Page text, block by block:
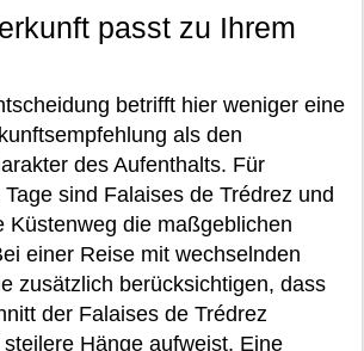
passt zu Ihrem
betrifft hier weniger eine
als den
des Aufenthalts. Für
sind Falaises de Trédrez und
Küstenweg die maßgeblichen
einer Reise mit wechselnden
zusätzlich berücksichtigen, dass
der Falaises de Trédrez
Hänge aufweist. Eine